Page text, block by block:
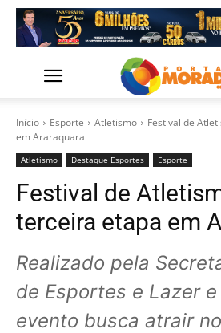
Início Esporte Atletismo
Festival de
em Araraquara
Atletismo Destaque Esportes Esporte
Festival de
terceira etapa em
Realizado pela
de Esportes e Lazer
evento busca atrair